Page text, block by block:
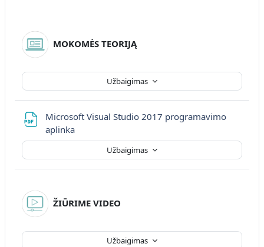
Užbaigimas
MOKOMĖS TEORIJĄ
Microsoft Visual Studio 2017 programavimo
aplinka
Užbaigimas
Užbaigimas
ŽIŪRIME VIDEO